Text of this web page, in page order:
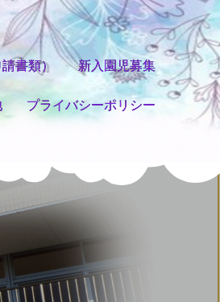
書類） 新入園児募集
プライバシーポリシー